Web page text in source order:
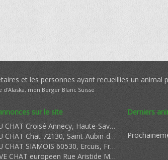
et les personnes ayant recueillies un animal
mon Berger Blanc Suisse
sur le site
PERDU CHAT Croisé Annecy, Haute-Savoie, France
PERDU CHAT Chat 72130, Saint-Aubin-de-Locquenay, France
PERDU CHAT SIAMOIS 60530, Ercuis, France
TROUVE CHAT europeen Rue Aristide Maillol, 44570, Trignac, France
Derniers